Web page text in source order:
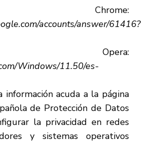
accounts/answer/61416?
Windows/11.50/es-
información acuda a la página
de Protección de Datos
la privacidad en redes
y sistemas operativos